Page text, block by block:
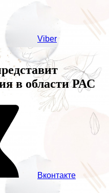
Viber
в области РАС
Вконтакте